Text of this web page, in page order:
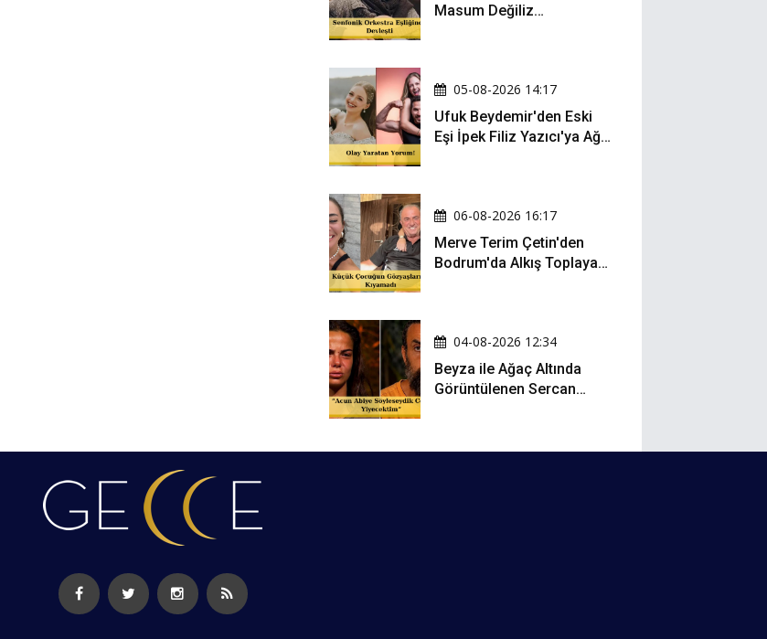
Masum Değiliz
05-08-2026 14:17
Ufuk Beydemir'den Eski
Eşi İpek Filiz Yazıcı'ya Ağır
06-08-2026 16:17
Merve Terim Çetin'den
Bodrum'da Alkış Toplayan
04-08-2026 12:34
Beyza ile Ağaç Altında
Görüntülenen Sercan